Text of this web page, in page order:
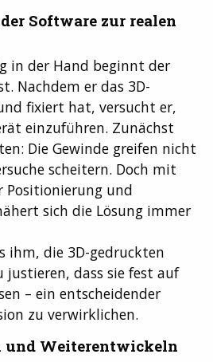
Software zur realen
in der Hand beginnt der
Nachdem er das 3D-
fixiert hat, versucht er,
einzuführen. Zunächst
Die Gewinde greifen nicht
scheitern. Doch mit
Positionierung und
sich die Lösung immer
ihm, die 3D-gedruckten
justieren, dass sie fest auf
– ein entscheidender
zu verwirklichen.
und Weiterentwickeln